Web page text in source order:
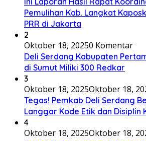
Pemulihan Kab. Langkat
PRR di Jakarta
2
Oktober 18, 20250 Komentar
Deli Serdang Kabupaten
di Sumut Miliki 300 Redkar
3
Oktober 18, 2025Oktober 18,
Tegas! Pemkab Deli Serdang
Langgar Kode Etik dan Disiplin
4
Oktober 18, 2025Oktober 18,